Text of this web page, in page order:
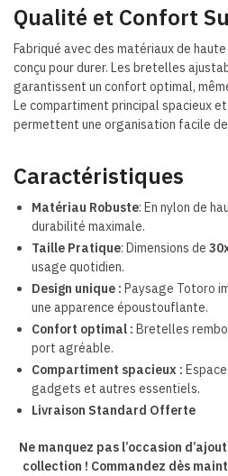
Qualité et Confort
Fabriqué avec des matériaux de
conçu pour durer. Les bretelles
garantissent un confort optimal,
Le compartiment principal spacieux
permettent une organisation facile
Caractéristiques
Matériau Robuste: En nylon de
durabilité maximale.
Taille Pratique: Dimensions de
usage quotidien.
Design unique : Paysage Totoro
une apparence époustouflante.
Confort optimal : Bretelles
port agréable.
Compartiment spacieux :
gadgets et autres essentiels.
Livraison Standard Offerte
Ne manquez pas l’occasion
collection ! Commandez dès